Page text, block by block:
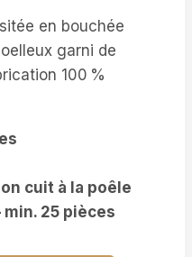
en bouchée
garni de
100 %
cuit à la poêle
min. 25 pièces